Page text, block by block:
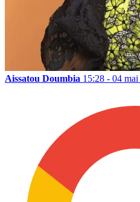
Aissatou Doumbia 15:28 - 04